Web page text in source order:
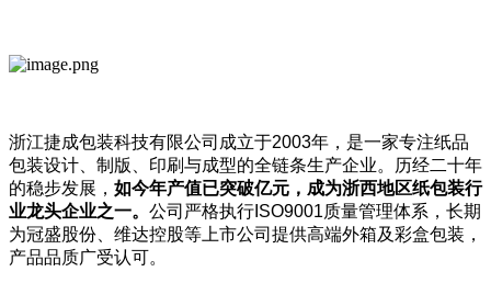
浙江捷成包装科技有限公司成立于2003年，是一家专注纸品
包装设计、制版、印刷与成型的全链条生产企业。历经二十年
的稳步发展， 如今年产值已突破亿元，成为浙西地区纸包装行
业龙头企业之一。 公司严格执行ISO9001质量管理体系，长期
为冠盛股份、维达控股等上市公司提供高端外箱及彩盒包装，
产品品质广受认可。